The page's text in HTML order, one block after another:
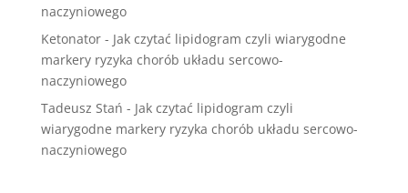
naczyniowego
Ketonator- Jak czytać lipidogram czyli wiarygodne
markery ryzyka chorób układu sercowo-
naczyniowego
Tadeusz Stań - Jak czytać lipidogram czyli
wiarygodne markery ryzyka chorób układu sercowo-
naczyniowego